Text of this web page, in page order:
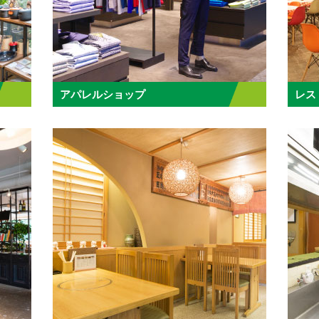
アパレルショップ レ